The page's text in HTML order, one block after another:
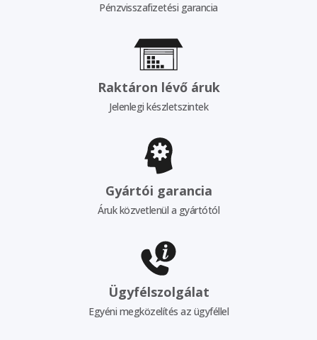
Pénzvisszafizetési garancia
Raktáron lévő áruk
Jelenlegi készletszintek
Gyártói garancia
Áruk közvetlenül a gyártótól
Ügyfélszolgálat
Egyéni megközelítés az ügyféllel